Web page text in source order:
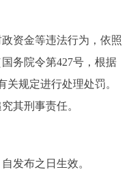
资金等违法行为，依照
务院令第427号，根据
关规定进行处理处罚。
其刑事责任。
发布之日生效。